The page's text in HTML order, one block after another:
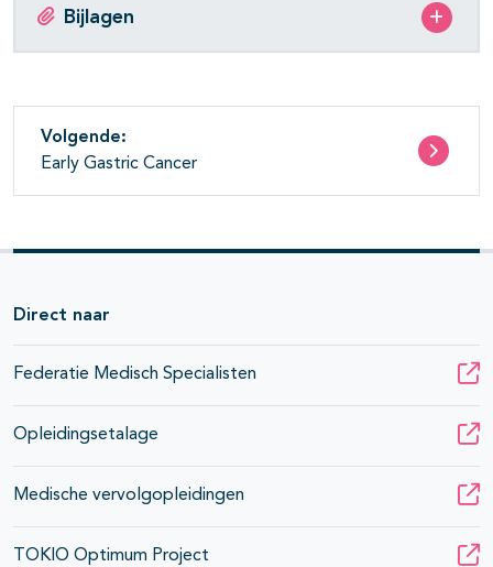
Bijlagen
Volgende:
Early Gastric Cancer
Direct naar
Federatie Medisch Specialisten
Opleidingsetalage
Medische vervolgopleidingen
TOKIO Optimum Project